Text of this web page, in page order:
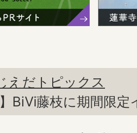
えだトピックス
】BiVi藤枝に期間限